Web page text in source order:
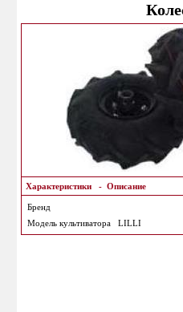
Характеристики- Описание
Бренд
Модель культиватора
LILLI